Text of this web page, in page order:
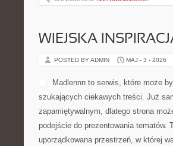
WIEJSKA
POSTED BY ADMIN MAJ - 3 - 2026
Madlennn to serwis, które może
szukających ciekawych treści. Już
zapamiętywalnym, dlatego strona
podejście do prezentowania
uporządkowana przestrzeń, w której